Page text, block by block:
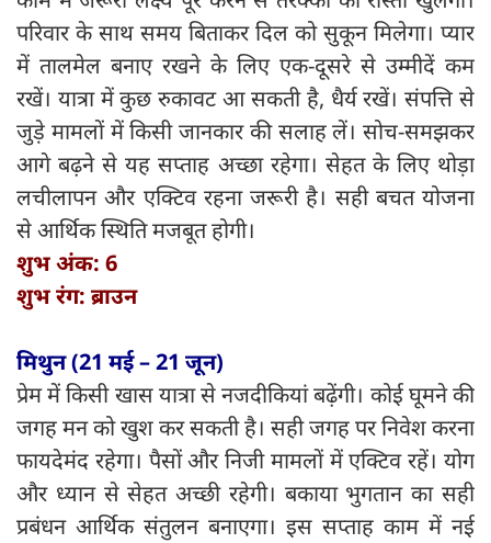
परिवार के साथ समय बिताकर दिल को सुकून मिलेगा। प्यार
में तालमेल बनाए रखने के लिए एक-दूसरे से उम्मीदें कम
रखें। यात्रा में कुछ रुकावट आ सकती है, धैर्य रखें। संपत्ति से
जुड़े मामलों में किसी जानकार की सलाह लें। सोच-समझकर
आगे बढ़ने से यह सप्ताह अच्छा रहेगा। सेहत के लिए थोड़ा
लचीलापन और एक्टिव रहना जरूरी है। सही बचत योजना
से आर्थिक स्थिति मजबूत होगी।
शुभ अंक: 6
शुभ रंग: ब्राउन
मिथुन (21 मई – 21 जून)
प्रेम में किसी खास यात्रा से नजदीकियां बढ़ेंगी। कोई घूमने की
जगह मन को खुश कर सकती है। सही जगह पर निवेश करना
फायदेमंद रहेगा। पैसों और निजी मामलों में एक्टिव रहें। योग
और ध्यान से सेहत अच्छी रहेगी। बकाया भुगतान का सही
प्रबंधन आर्थिक संतुलन बनाएगा। इस सप्ताह काम में नई